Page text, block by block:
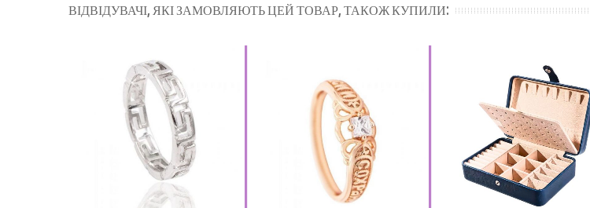
ВІДВІДУВАЧІ, ЯКІ ЗАМОВЛЯЮТЬ ЦЕЙ ТОВАР, ТАКОЖ КУПИЛИ: